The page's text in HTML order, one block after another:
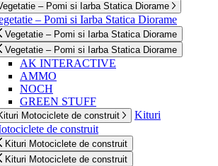
– Pomi si Iarba Statica Diorame
– Pomi si Iarba Statica Diorame
Vegetatie – Pomi si Iarba Statica Diorame
Vegetatie – Pomi si Iarba Statica Diorame
AK INTERACTIVE
AMMO
NOCH
GREEN STUFF
Motociclete de construit
Kituri
de construit
Kituri Motociclete de construit
Kituri Motociclete de construit